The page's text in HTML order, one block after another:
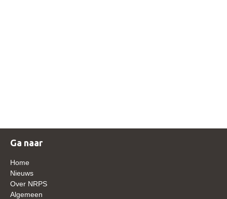
Ga naar
Home
Nieuws
Over NRPS
Algemeen